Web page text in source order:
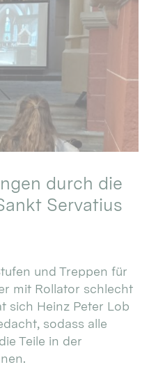
durch die
Servatius
und Treppen für
mit Rollator schlecht
sich Heinz Peter Lob
sodass alle
Teile in der